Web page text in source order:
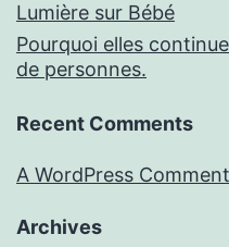
Lumière sur Bébé
Pourquoi elles
de personnes.
Recent Comments
A WordPress
Archives